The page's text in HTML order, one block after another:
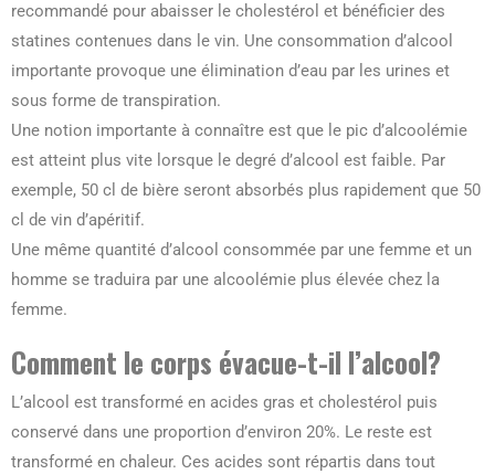
recommandé pour abaisser le cholestérol et bénéficier des
statines contenues dans le vin. Une consommation d’alcool
importante provoque une élimination d’eau par les urines et
sous forme de transpiration.
Une notion importante à connaître est que le pic d’alcoolémie
est atteint plus vite lorsque le degré d’alcool est faible. Par
exemple, 50 cl de bière seront absorbés plus rapidement que 50
cl de vin d’apéritif.
Une même quantité d’alcool consommée par une femme et un
homme se traduira par une alcoolémie plus élevée chez la
femme.
Comment le corps évacue-t-il l’alcool?
L’alcool est transformé en acides gras et cholestérol puis
conservé dans une proportion d’environ 20%. Le reste est
transformé en chaleur. Ces acides sont répartis dans tout